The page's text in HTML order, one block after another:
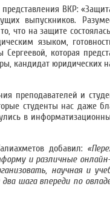
ВКР:
выпускников.
на защите состоялась
языком,
которая
кандидат юридических
преподавателей и
студенты нас даже
в
добавил:
и различные
научная и
шага впереди по